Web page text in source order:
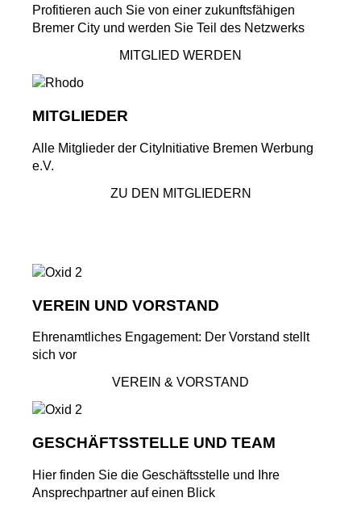
Profitieren auch Sie von einer zukunftsfähigen
Bremer City und werden Sie Teil des Netzwerks
MITGLIED WERDEN
MITGLIEDER
Alle Mitglieder der CityInitiative Bremen Werbung
e.V.
ZU DEN MITGLIEDERN
VEREIN UND VORSTAND
Ehrenamtliches Engagement: Der Vorstand stellt
sich vor
VEREIN & VORSTAND
GESCHÄFTSSTELLE UND TEAM
Hier finden Sie die Geschäftsstelle und Ihre
Ansprechpartner auf einen Blick